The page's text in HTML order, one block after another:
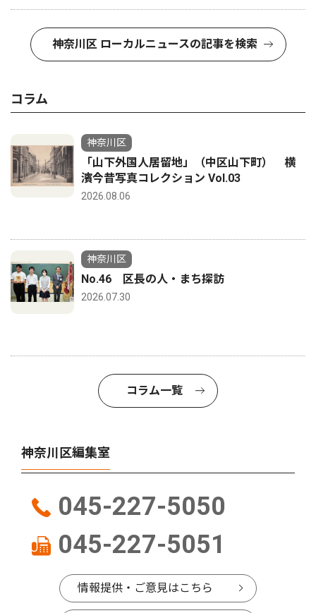
神奈川区 ローカルニュースの記事を検索
コラム
神奈川区
「山下外国人居留地」（中区山下町） 横
濱今昔写真コレクション Vol.03
2026.08.06
神奈川区
No.46 区長の人・まち探訪
2026.07.30
コラム一覧
神奈川区編集室
045-227-5050
045-227-5051
情報提供・ご意見はこちら